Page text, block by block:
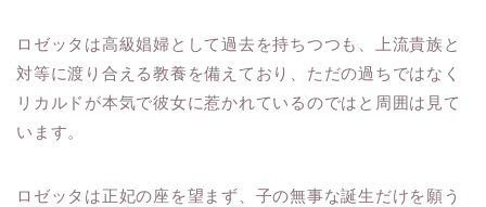
ロゼッタは高級娼婦として過去を持ちつつも、上流貴族と
対等に渡り合える教養を備えており、ただの過ちではなく
リカルドが本気で彼女に惹かれているのではと周囲は見て
います。
ロゼッタは正妃の座を望まず、子の無事な誕生だけを願う